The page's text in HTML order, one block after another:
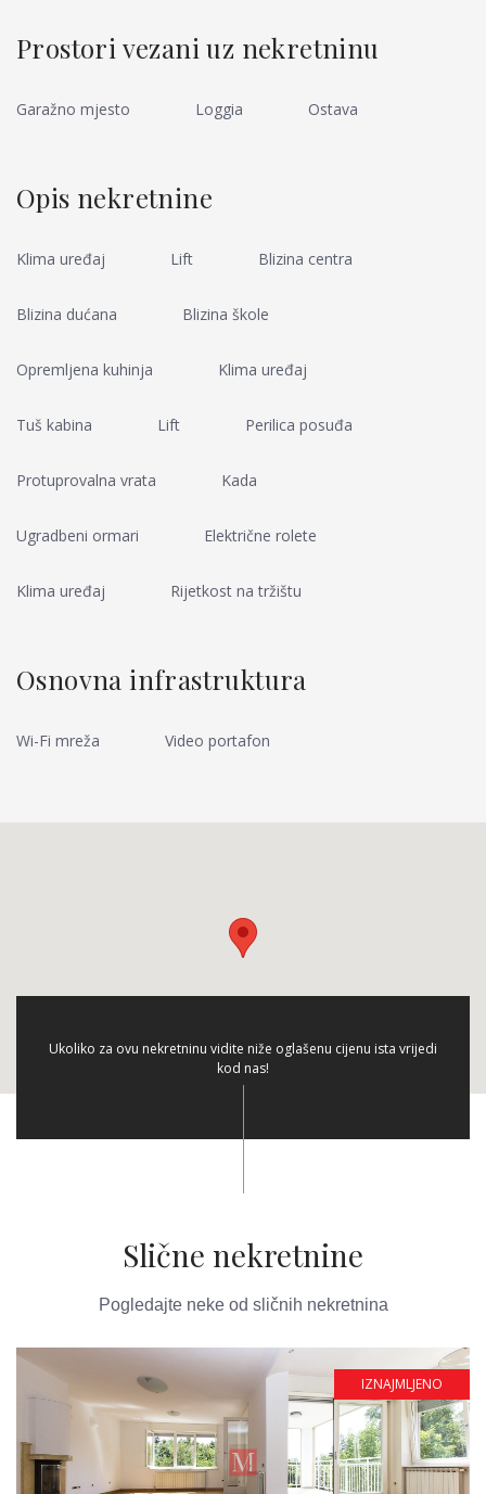
Prostori vezani uz nekretninu
Garažno mjesto Loggia Ostava
Opis nekretnine
Klima uređaj Lift Blizina centra
Blizina dućana Blizina škole
Opremljena kuhinja Klima uređaj
Tuš kabina Lift Perilica posuđa
Protuprovalna vrata Kada
Ugradbeni ormari Električne rolete
Klima uređaj Rijetkost na tržištu
Osnovna infrastruktura
Wi-Fi mreža Video portafon
Ukoliko za ovu nekretninu vidite niže oglašenu cijenu ista vrijedi
kod nas!
Slične nekretnine
Pogledajte neke od sličnih nekretnina
IZNAJMLJENO